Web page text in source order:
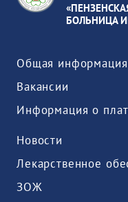
БОЛЬНИЦА
Общая информация
Вакансии
Новости
Лекарственное
ЗОЖ